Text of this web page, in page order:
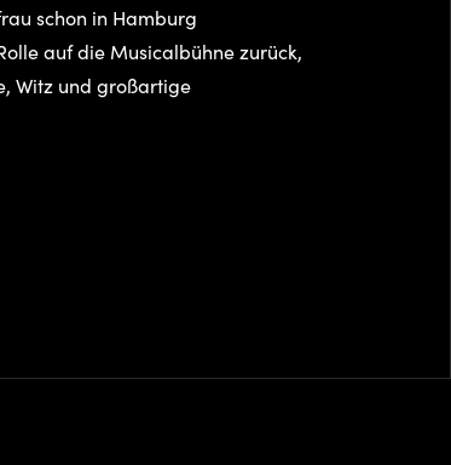
schon in Hamburg
auf die Musicalbühne zurück,
Witz und großartige